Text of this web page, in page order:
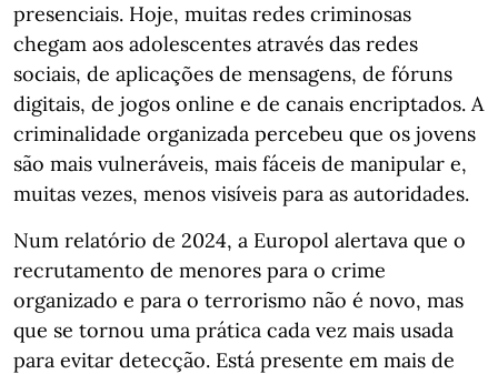
presenciais. Hoje, muitas redes criminosas
chegam aos adolescentes através das redes
sociais, de aplicações de mensagens, de fóruns
digitais, de jogos online e de canais encriptados. A
criminalidade organizada percebeu que os jovens
são mais vulneráveis, mais fáceis de manipular e,
muitas vezes, menos visíveis para as autoridades.
Num relatório de 2024, a Europol alertava que o
recrutamento de menores para o crime
organizado e para o terrorismo não é novo, mas
que se tornou uma prática cada vez mais usada
para evitar detecção. Está presente em mais de